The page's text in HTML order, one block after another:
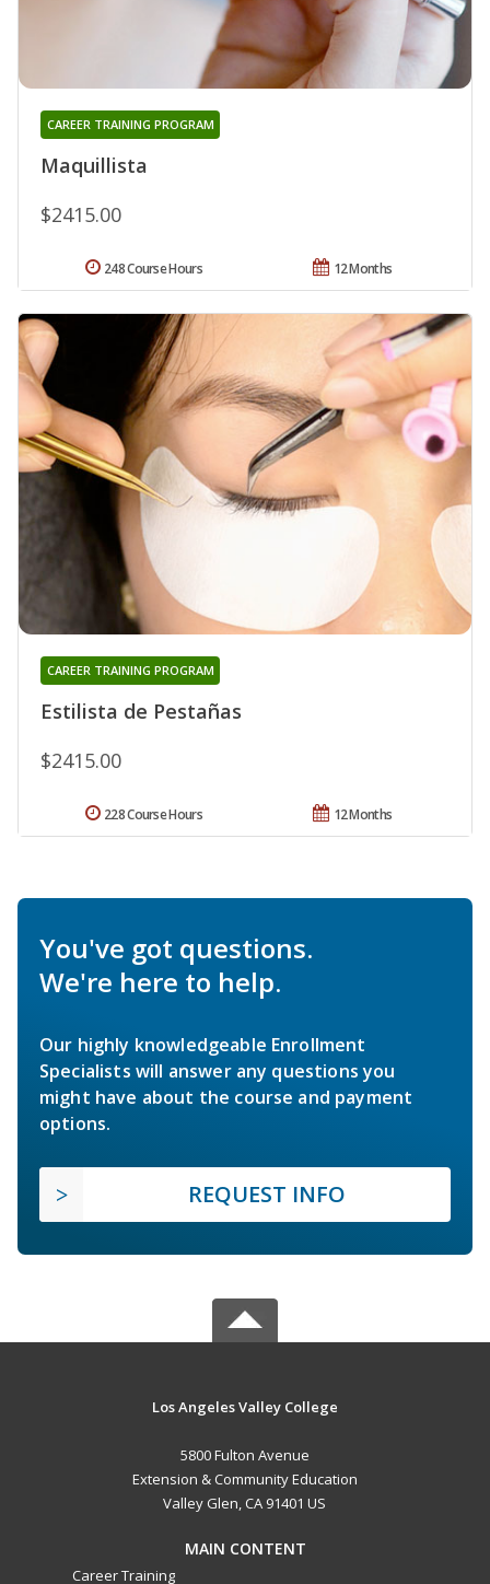
Maquillista
CAREER TRAINING PROGRAM
$2415.00
12 Months
248 Course Hours
Estilista de Pestañas
CAREER TRAINING PROGRAM
$2415.00
12 Months
228 Course Hours
You've got questions.
We're here to help.
Our highly knowledgeable Enrollment
Specialists will answer any questions you
might have about the course and payment
options.
REQUEST INFO
Los Angeles Valley College
5800 Fulton Avenue
Extension & Community Education
Valley Glen, CA 91401 US
MAIN CONTENT
Career Training